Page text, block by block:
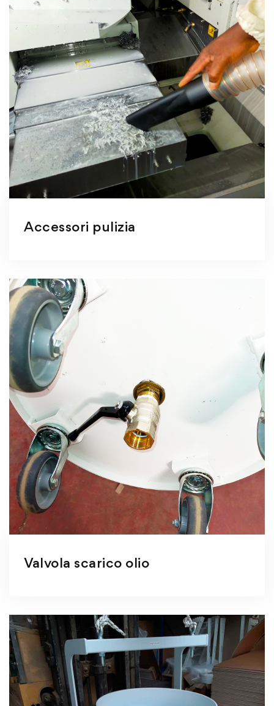
Accessori pulizia
Valvola scarico olio